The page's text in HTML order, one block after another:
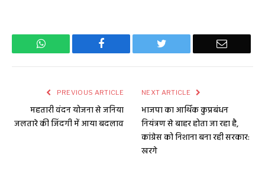
WhatsApp Facebook Twitter Email
PREVIOUS ARTICLE
महतारी वंदन योजना से जनिया
जलतारे की जिंदगी में आया बदलाव
NEXT ARTICLE
भाजपा का आर्थिक कुप्रबंधन
नियंत्रण से बाहर होता जा रहा है,
कांग्रेस को निशाना बना रही सरकार:
खरगे